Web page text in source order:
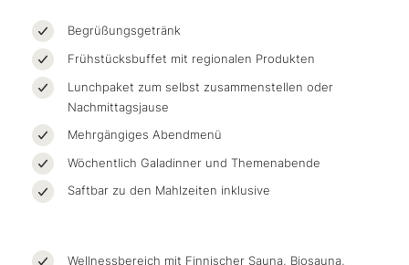
Begrüßungsgetränk
Frühstücksbuffet mit regionalen Produkten
Lunchpaket zum selbst zusammenstellen oder
Nachmittagsjause
Mehrgängiges Abendmenü
Wöchentlich Galadinner und Themenabende
Saftbar zu den Mahlzeiten inklusive
Wellnessbereich mit Finnischer Sauna, Biosauna,